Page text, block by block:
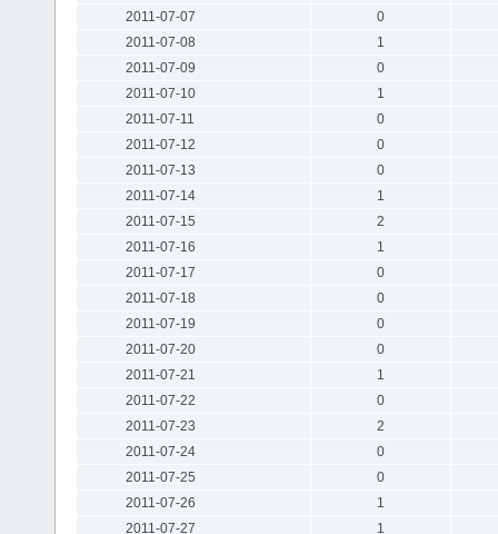
2011-07-07
0
2011-07-08
1
2011-07-09
0
2011-07-10
1
2011-07-11
0
2011-07-12
0
2011-07-13
0
2011-07-14
1
2011-07-15
2
2011-07-16
1
2011-07-17
0
2011-07-18
0
2011-07-19
0
2011-07-20
0
2011-07-21
1
2011-07-22
0
2011-07-23
2
2011-07-24
0
2011-07-25
0
2011-07-26
1
2011-07-27
1